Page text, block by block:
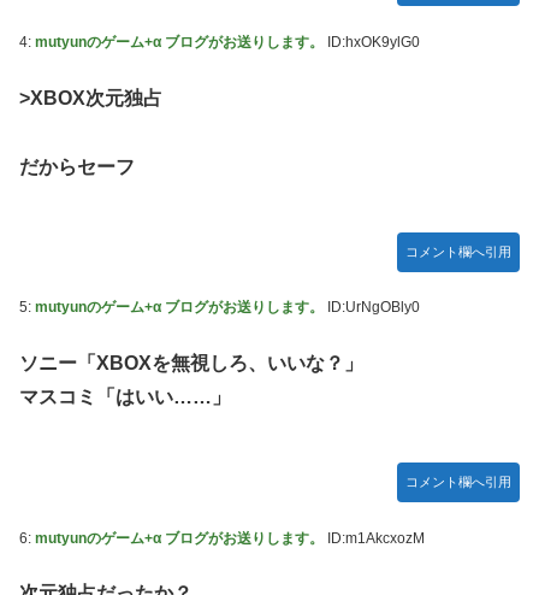
展開を迎えて婚約者呆然←家族の絆が深すぎて修羅場になら
高配当をうたった「みんなで大家さん」→実態は2881億円
【動画】高速道路を走行中の車からリアガラスが飛んでくる
「ドラゴンボール」新作TVアニメが7月から放送されるぞ！
【デレマス】 810プロエアコン騒動【ぷちかれシリーズ】
【〈物語〉シリーズ】 セガ「忍野忍」「斧乃木余接」プラ
やる夫のダンジョン運営記183-雑談所ネタ118 懺悔小ネタ
「創刻のファイアホイール」+埋めネタ「ファイアホイール
「ドラクエ11」攻略感想(54/クリア後)マルティナの「しん
ぴのビスチェ」可愛い！そしてメドローアやギガバーストき
4: mutyunのゲーム+α ブログがお送りします。 ID:hxOK9ylG0
>XBOX次元独占
だからセーフ
コメント欄へ引用
5: mutyunのゲーム+α ブログがお送りします。 ID:UrNgOBly0
ソニー「XBOXを無視しろ、いいな？」
マスコミ「はいい……」
コメント欄へ引用
6: mutyunのゲーム+α ブログがお送りします。 ID:m1AkcxozM